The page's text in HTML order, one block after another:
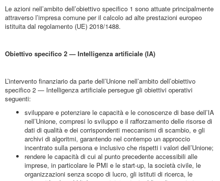
Le azioni nell’ambito dell’obiettivo specifico 1 sono attuate principalmente
attraverso l’impresa comune per il calcolo ad alte prestazioni europeo
istituita dal regolamento (UE) 2018/1488.
Obiettivo specifico 2 — Intelligenza artificiale (IA)
L’intervento finanziario da parte dell’Unione nell’ambito dell’obiettivo
specifico 2 — Intelligenza artificiale persegue gli obiettivi operativi
seguenti:
sviluppare e potenziare le capacità e le conoscenze di base dell’IA
nell’Unione, compresi lo sviluppo e il rafforzamento delle risorse di
dati di qualità e dei corrispondenti meccanismi di scambio, e gli
archivi di algoritmi, garantendo nel contempo un approccio
incentrato sulla persona e inclusivo che rispetti i valori dell’Unione;
rendere le capacità di cui al punto precedente accessibili alle
imprese, in particolare le PMI e le start-up, la società civile, le
organizzazioni senza scopo di lucro, gli istituti di ricerca, le